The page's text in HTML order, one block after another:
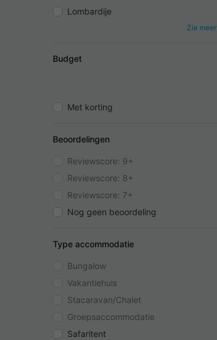
Lombardije
Zie meer
Budget
Met korting
Beoordelingen
Reviewscore: 9+
Reviewscore: 8+
Reviewscore: 7+
Nog geen beoordeling
Type accommodatie
Bungalow
Vakantiehuis
Stacaravan/Chalet
Groepsaccommodatie
Safaritent